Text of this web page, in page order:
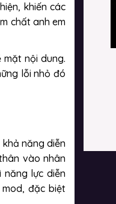
khiến các
chất anh em
mặt nội dung.
lỗi nhỏ đó
năng diễn
vào nhân
lực diễn
đặc biệt